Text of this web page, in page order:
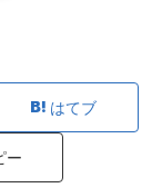
はてブ
ー